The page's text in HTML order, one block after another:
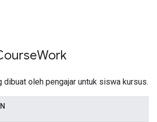
Work
dibuat oleh pengajar untuk siswa kursus.